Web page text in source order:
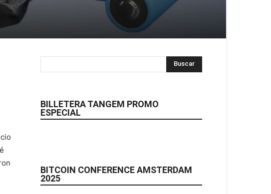
BILLETERA TANGEM PROMO
ESPECIAL
BITCOIN CONFERENCE AMSTERDAM
2025